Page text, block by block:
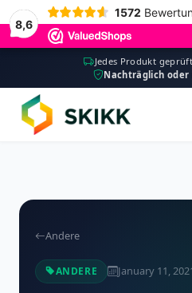
8,6
1572
Jedes Produkt
Nachträglich oder
Andere
ANDERE January 11,